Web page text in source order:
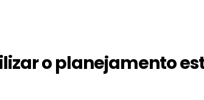
o planejamento